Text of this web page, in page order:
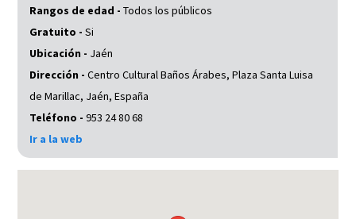
Rangos de edad -Todos los públicos
Gratuito -Si
Ubicación - Jaén
Dirección -Centro Cultural Baños Árabes, Plaza Santa Luisa
de Marillac, Jaén, España
Teléfono -953 24 80 68
Ir a la web